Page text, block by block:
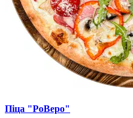
Піца "РоВеро"